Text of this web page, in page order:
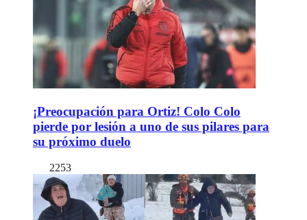
¡Preocupación para Ortiz! Colo Colo
pierde por lesión a uno de sus pilares para
su próximo duelo
2253